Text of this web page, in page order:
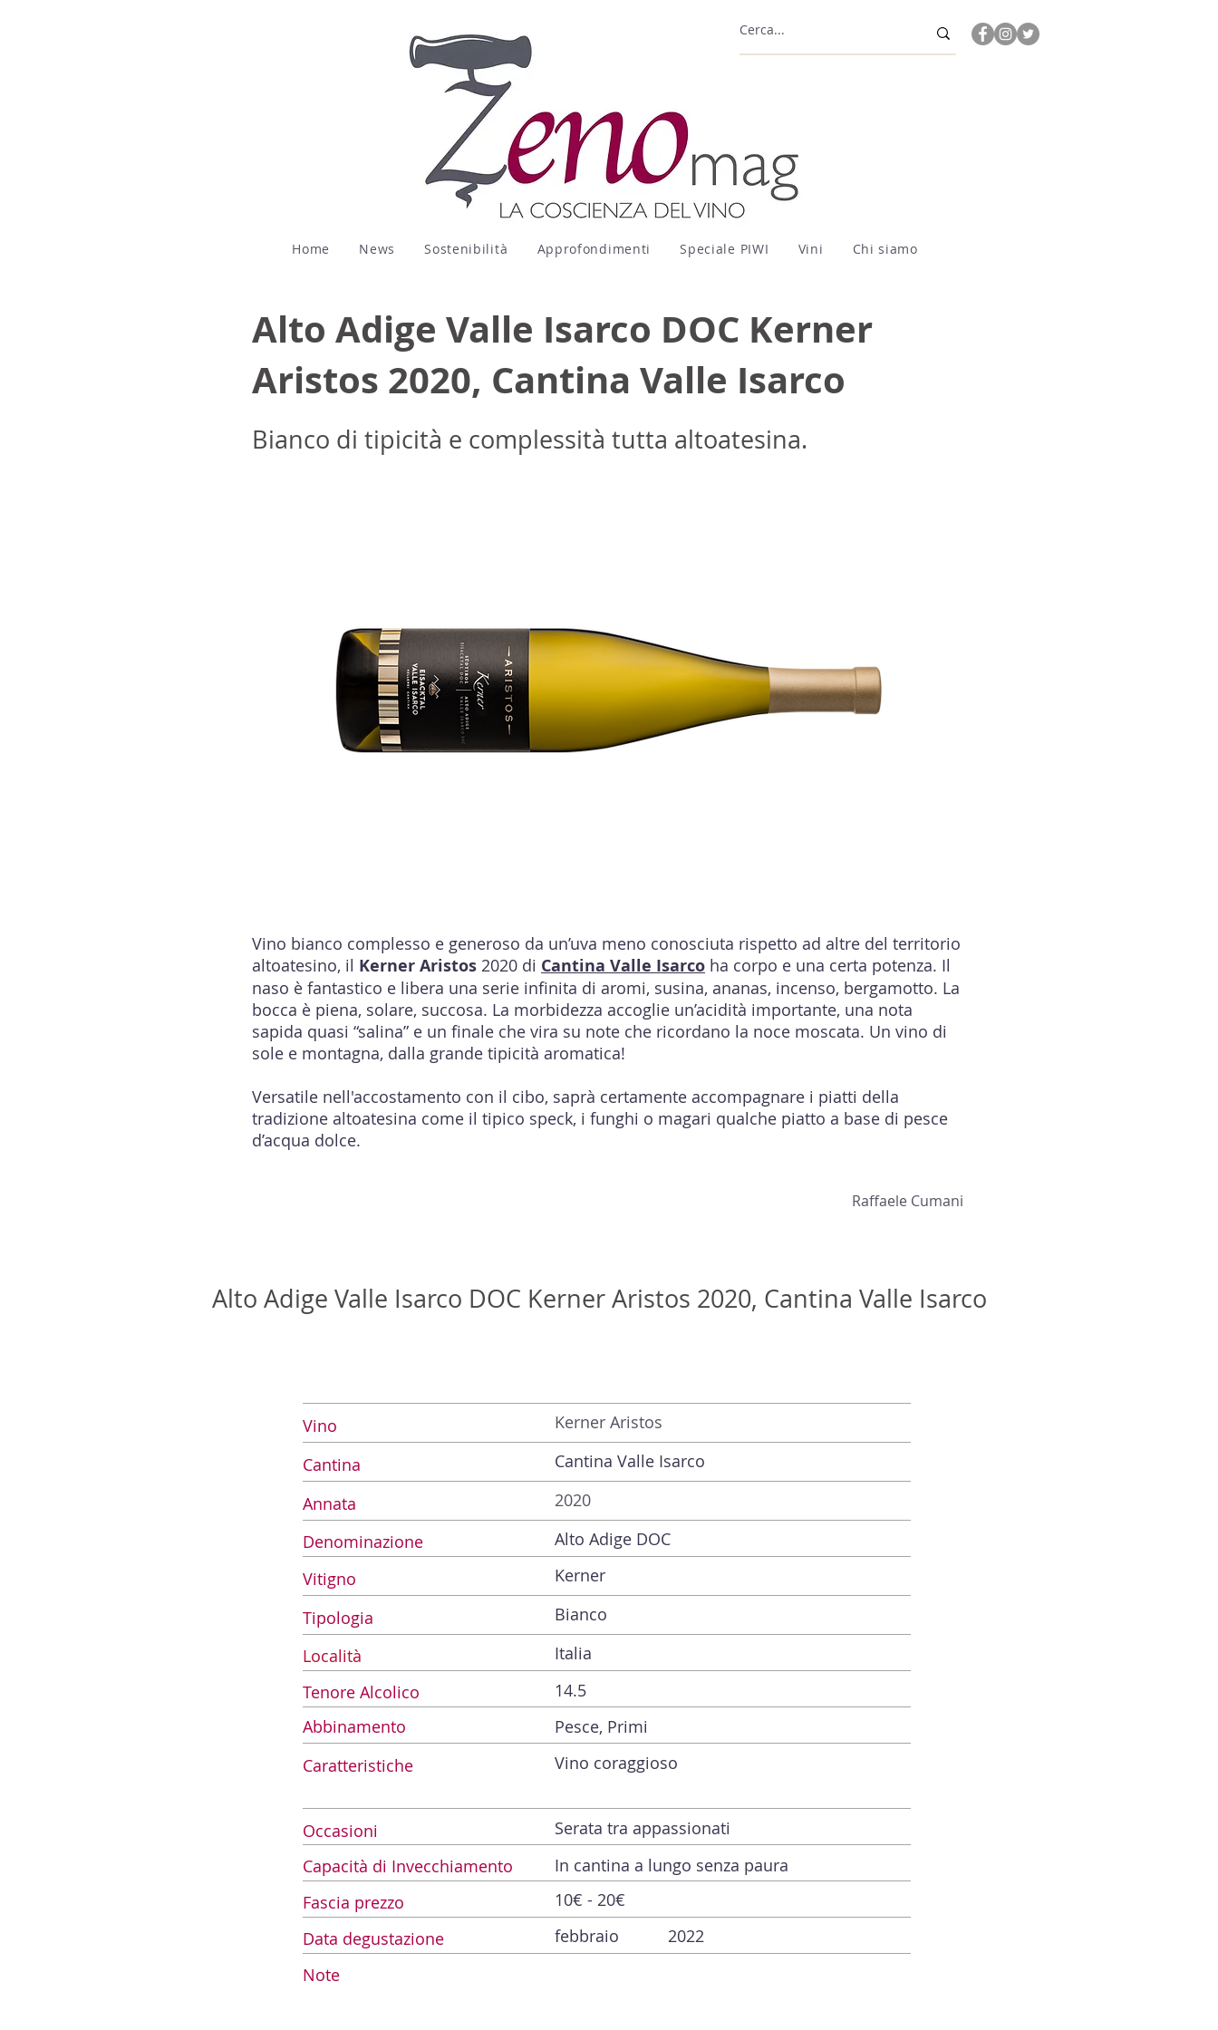
Home News Sostenibilità Approfondimenti Speciale PIWI Vini Chi siamo
Alto Adige Valle Isarco DOC Kerner
Aristos 2020, Cantina Valle Isarco
Bianco di tipicità e complessità tutta altoatesina.
Vino bianco complesso e generoso da un’uva meno conosciuta rispetto ad altre del territorio
altoatesino, il Kerner Aristos 2020 di Cantina Valle Isarco ha corpo e una certa potenza. Il
naso è fantastico e libera una serie infinita di aromi, susina, ananas, incenso, bergamotto. La
bocca è piena, solare, succosa. La morbidezza accoglie un’acidità importante, una nota
sapida quasi “salina” e un finale che vira su note che ricordano la noce moscata. Un vino di
sole e montagna, dalla grande tipicità aromatica!
Versatile nell'accostamento con il cibo, saprà certamente accompagnare i piatti della
tradizione altoatesina come il tipico speck, i funghi o magari qualche piatto a base di pesce
d’acqua dolce.
Raffaele Cumani
Alto Adige Valle Isarco DOC Kerner Aristos 2020, Cantina Valle Isarco
Vino
Kerner Aristos
Cantina
Cantina Valle Isarco
Annata
2020
Denominazione
Alto Adige DOC
Vitigno
Kerner
Tipologia
Bianco
Località
Italia
Tenore Alcolico
14.5
Abbinamento
Pesce, Primi
Caratteristiche
Vino coraggioso
Capacità di Invecchiamento In cantina a lungo senza paura
Occasioni Serata tra appassionati
Fascia prezzo
10€ - 20€
Data degustazione
febbraio
2022
Note